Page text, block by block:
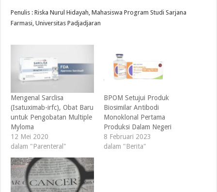
Penulis : Riska Nurul Hidayah, Mahasiswa Program Studi Sarjana
Farmasi, Universitas Padjadjaran
Mengenal Sarclisa
(Isatuximab-irfc), Obat Baru
untuk Pengobatan Multiple
Myloma
12 Mei 2020
dalam "Parenteral"
BPOM Setujui Produk
Biosimilar Antibodi
Monoklonal Pertama
Produksi Dalam Negeri
8 Februari 2023
dalam "Berita"